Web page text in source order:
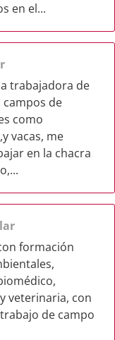
en el...
trabajadora de
de
como
vacas, me
en la chacra
formación
veterinaria, con
de campo